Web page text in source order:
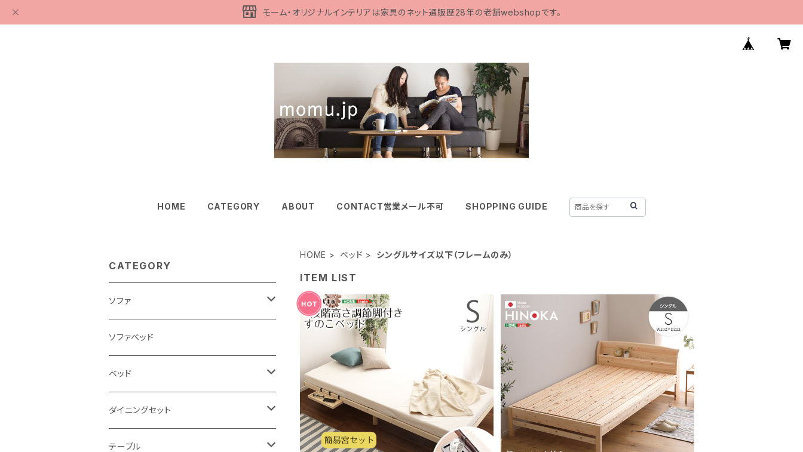
モーム・オリジナルインテリアは家具のネット通販歴28年の老舗webshopです。
HOME CATEGORY ABOUT CONTACT営業メール不可 SHOPPING GUIDE
HOME ベッド シングルサイズ以下（フレームのみ）
ITEM LIST
CATEGORY
ソファ
3人掛け
2.5人掛け
2人掛け
1人掛け
ソファベッド
ベッド
シングルサイズ以下（フレームのみ）
セミダブルサイズ（フレームのみ）
ダイニングセット
ダイニング3点セット以下
テーブル